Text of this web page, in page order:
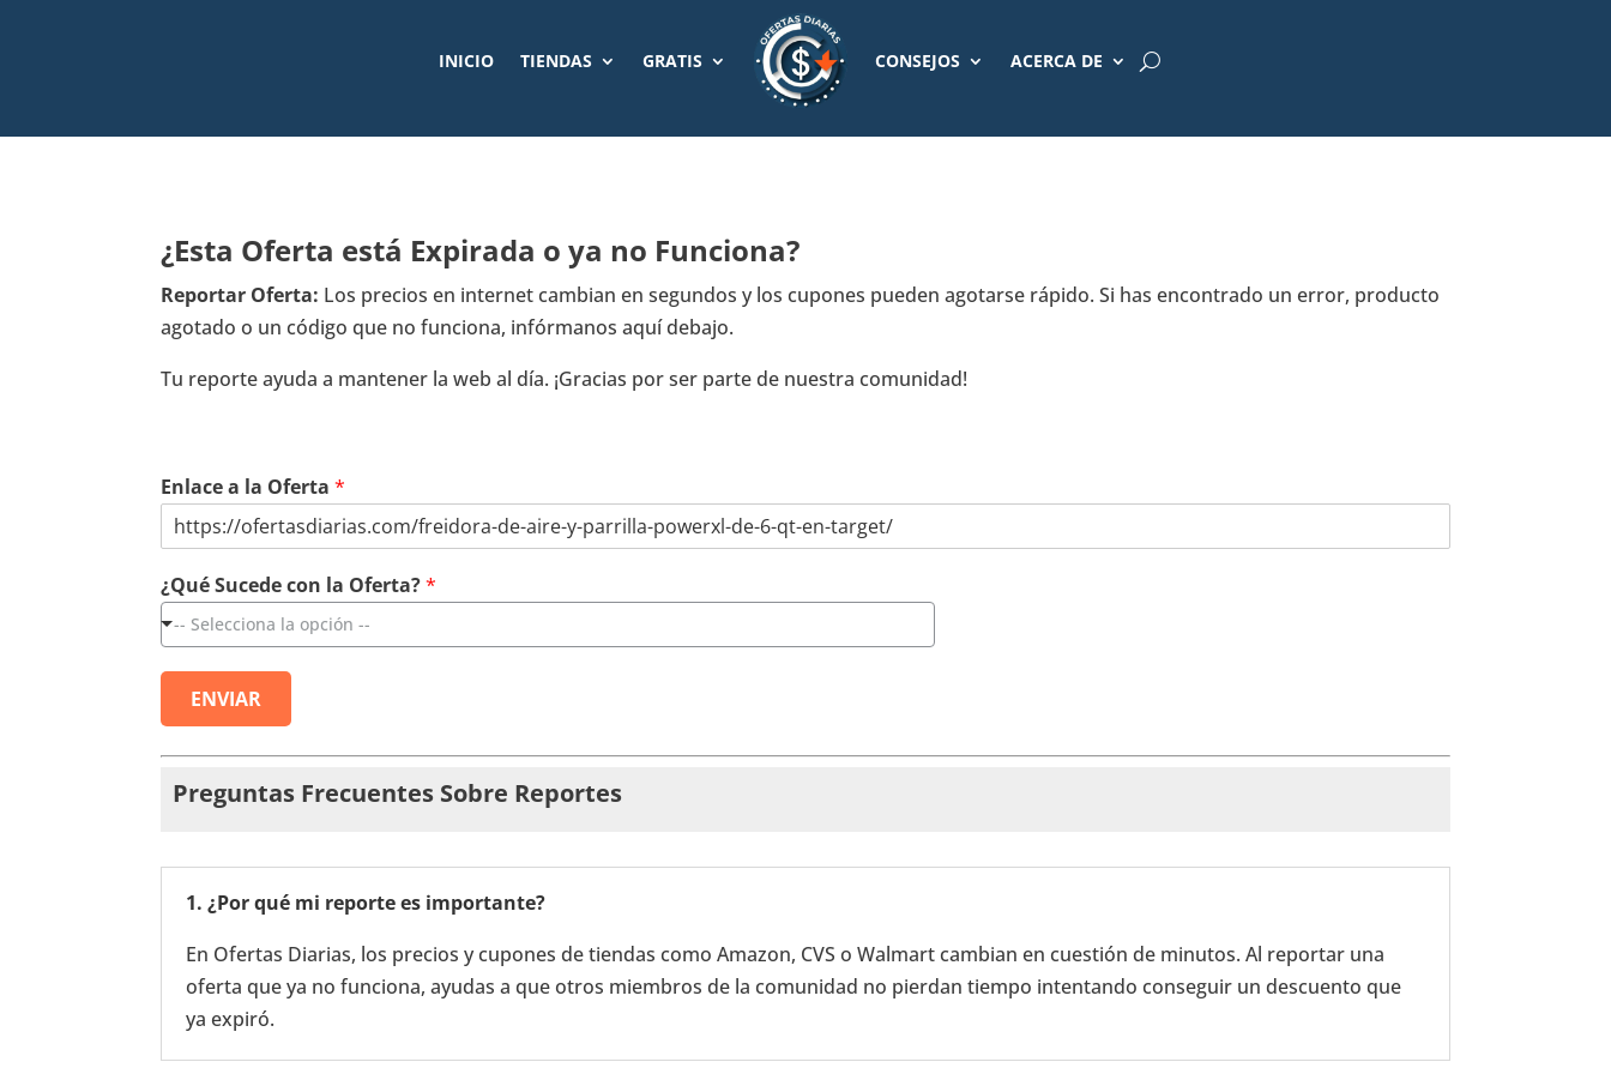
INICIO TIENDAS GRATIS CONSEJOS ACERCA DE
¿Esta Oferta está Expirada o ya no Funciona?
Reportar Oferta: Los precios en internet cambian en segundos y los cupones pueden agotarse rápido. Si has encontrado un error, producto
agotado o un código que no funciona, infórmanos aquí debajo.
Tu reporte ayuda a mantener la web al día. ¡Gracias por ser parte de nuestra comunidad!
¿
Q
é
S
u
c
e
Enlace a la Oferta*
¿Qué Sucede con la Oferta?*
-- Selecciona la opción --
ENVIAR
Preguntas Frecuentes Sobre Reportes
1. ¿Por qué mi reporte es importante?
En Ofertas Diarias, los precios y cupones de tiendas como Amazon, CVS o Walmart cambian en cuestión de minutos. Al reportar una
oferta que ya no funciona, ayudas a que otros miembros de la comunidad no pierdan tiempo intentando conseguir un descuento que
ya expiró.